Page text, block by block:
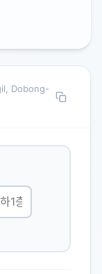
Dobong-